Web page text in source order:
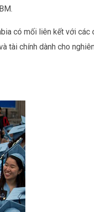
có mối liên kết với các
tài chính dành cho